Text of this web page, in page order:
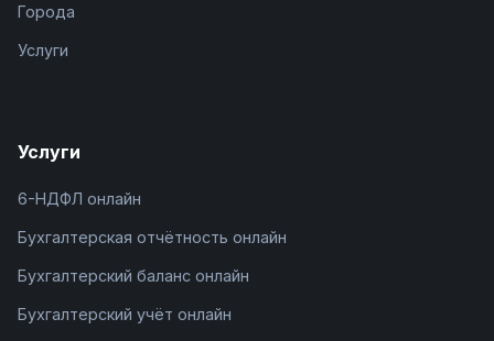
Города
Услуги
Услуги
6-НДФЛ онлайн
Бухгалтерская отчётность онлайн
Бухгалтерский баланс онлайн
Бухгалтерский учёт онлайн